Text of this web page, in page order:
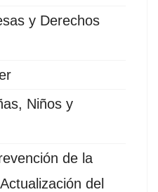
y Derechos
Niños y
de la
del